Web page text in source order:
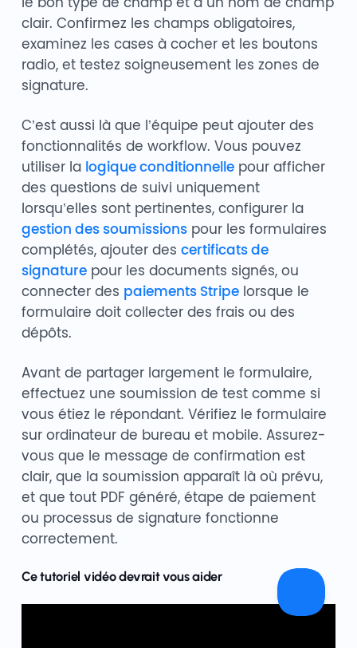
clair. Confirmez les champs obligatoires,
examinez les cases à cocher et les boutons
radio, et testez soigneusement les zones de
signature.
C’est aussi là que l’équipe peut ajouter des
fonctionnalités de workflow. Vous pouvez
utiliser la logique conditionnellepour afficher
des questions de suivi uniquement
lorsqu’elles sont pertinentes, configurer la
gestion des soumissionspour les formulaires
complétés, ajouter des certificats de
signaturepour les documents signés, ou
connecter des paiements Stripelorsque le
formulaire doit collecter des frais ou des
dépôts.
Avant de partager largement le formulaire,
effectuez une soumission de test comme si
vous étiez le répondant. Vérifiez le formulaire
sur ordinateur de bureau et mobile. Assurez-
vous que le message de confirmation est
clair, que la soumission apparaît là où prévu,
et que tout PDF généré, étape de paiement
ou processus de signature fonctionne
correctement.
Ce tutoriel vidéo devrait vous aider